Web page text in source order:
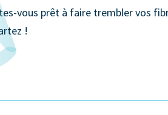
vous prêt à faire trembler vos
!